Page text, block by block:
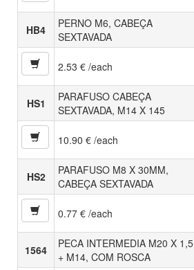
HB4
PERNO M6, CABEÇA
SEXTAVADA
2.53 € /each
HS1
PARAFUSO CABEÇA
SEXTAVADA, M14 X 145
10.90 € /each
HS2
PARAFUSO M8 X 30MM,
CABEÇA SEXTAVADA
0.77 € /each
1564
PECA INTERMEDIA M20 X 1,5
+ M14, COM ROSCA